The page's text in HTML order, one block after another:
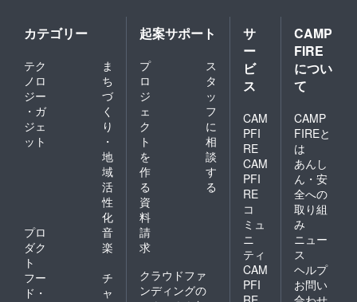
者）⑤
上杉惠
理子さ
ん（和
装イ
メージ
コンサ
ト）
カテゴリー
テク
ノロ
ジー
・ガ
ジェ
ット
ま
ち
づ
く
り
・
地
域
活
性
化
プロ
ダク
ト
音
楽
フー
ド・
チ
ャ
起案サポート
プ
ロ
ジ
ェ
ク
ト
を
作
る
ス
タ
ッ
フ
に
相
談
す
る
資
料
請
求
クラウドファ
ンディングの
サ
ー
ビ
ス
CAM
PFI
RE
CAM
PFI
RE
コ
ミュ
ニ
ティ
CAM
PFI
CAMP
FIRE
につい
て
CAMP
FIREと
は
あんし
ん・安
全への
取り組
み
ニュー
ス
ヘルプ
お問い